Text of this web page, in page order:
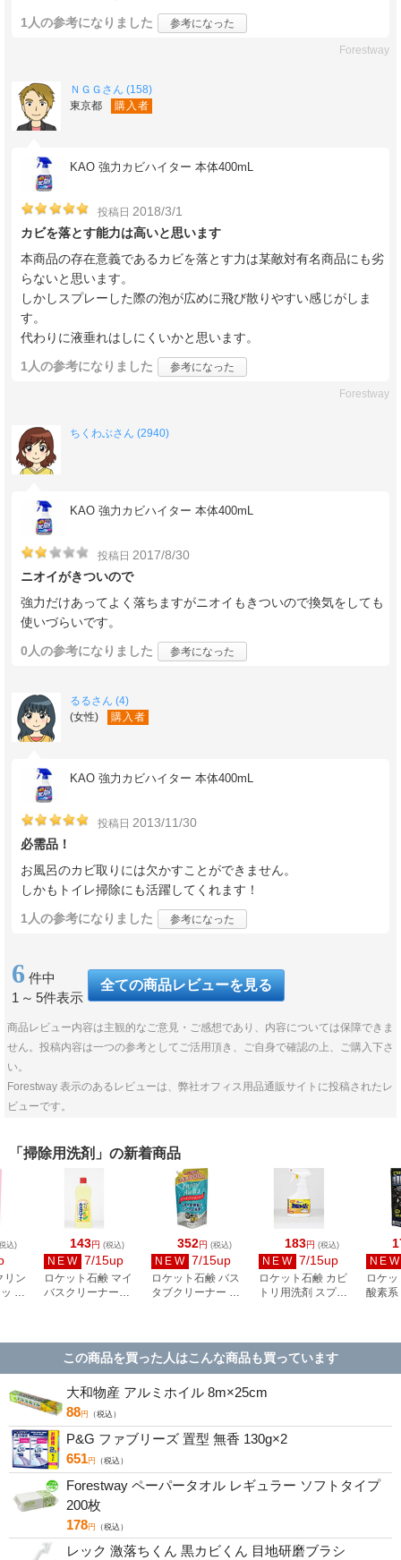
1人の参考になりました 参考になった
Forestway
ＮＧＧさん (158)
東京都
購入者
KAO 強力カビハイター 本体400mL
投稿日 2018/3/1
カビを落とす能力は高いと思います
本商品の存在意義であるカビを落とす力は某敵対有名商品にも劣
らないと思います。
しかしスプレーした際の泡が広めに飛び散りやすい感じがしま
す。
代わりに液垂れはしにくいかと思います。
1人の参考になりました 参考になった
Forestway
ちくわぶさん (2940)
KAO 強力カビハイター 本体400mL
投稿日 2017/8/30
ニオイがきついので
強力だけあってよく落ちますがニオイもきついので換気をしても
使いづらいです。
0人の参考になりました 参考になった
るるさん (4)
(女性)
購入者
KAO 強力カビハイター 本体400mL
投稿日 2013/11/30
必需品！
お風呂のカビ取りには欠かすことができません。
しかもトイレ掃除にも活躍してくれます！
1人の参考になりました 参考になった
6 件中
1 ～ 5件表示
全ての商品レビューを見る
商品レビュー内容は主観的なご意見・ご感想であり、内容については保障できま
せん。投稿内容は一つの参考としてご活用頂き、ご自身で確認の上、ご購入下さ
い。
Forestway 表示のあるレビューは、弊社オフィス用品通販サイトに投稿されたレ
ビューです。
「掃除用洗剤」の新着商品
143円 (税込)
NEW 7/15up
ロケット石鹸 マイ
バスクリーナー
352円 (税込)
NEW 7/15up
ロケット石鹸 バス
タブクリーナー 詰
183円 (税込)
NEW 7/15up
ロケット石鹸 カビ
トリ用洗剤 スプレ
NEW
ロケ
酸素系
込)
リン
フ
この商品を買った人はこんな商品も買っています
大和物産 アルミホイル 8m×25cm
88円 （税込）
P&G ファブリーズ 置型 無香 130g×2
651円 （税込）
Forestway ペーパータオル レギュラー ソフトタイプ
200枚
178円 （税込）
レック 激落ちくん 黒カビくん 目地研磨ブラシ